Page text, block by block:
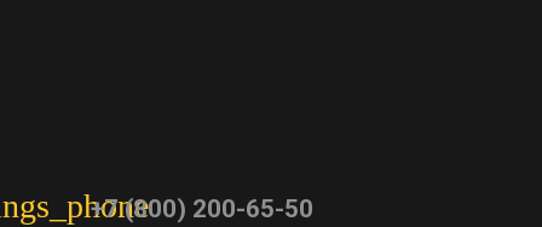
+7 (800) 200-65-50